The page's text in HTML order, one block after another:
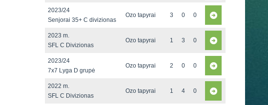
2023/24
Senjorai 35+ C divizionas
Ozo tapyrai 3 0 0
2023 m.
SFL C Divizionas
Ozo tapyrai 1 3 0
2023/24
7x7 Lyga D grupė
Ozo tapyrai 2 0 0
2022 m.
SFL C Divizionas
Ozo tapyrai 1 4 0